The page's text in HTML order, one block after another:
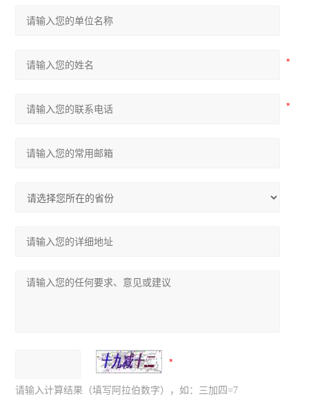
请输入计算结果（填写阿拉伯数字），如：三加四=7